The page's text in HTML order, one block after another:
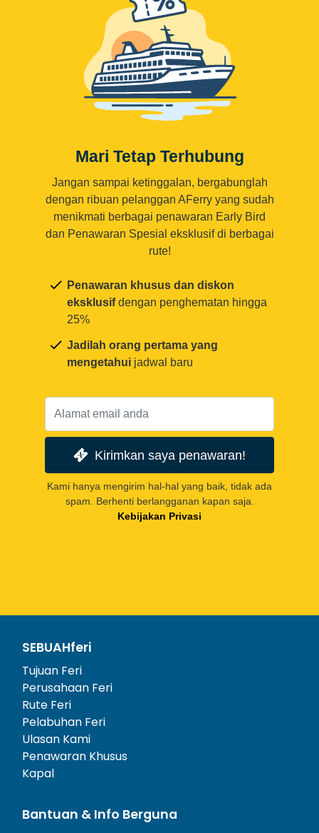
Mari Tetap Terhubung
Jangan sampai ketinggalan, bergabunglah
dengan ribuan pelanggan AFerry yang sudah
menikmati berbagai penawaran Early Bird
dan Penawaran Spesial eksklusif di berbagai
rute!
Penawaran khusus dan diskon
eksklusifdengan penghematan hingga
25%
Jadilah orang pertama yang
mengetahui jadwal baru
Kirimkan saya penawaran!
Kami hanya mengirim hal-hal yang baik, tidak ada
spam. Berhenti berlangganan kapan saja.
Kebijakan Privasi
SEBUAHferi
Tujuan Feri
Perusahaan Feri
Rute Feri
Pelabuhan Feri
Ulasan Kami
Penawaran Khusus
Kapal
Bantuan & Info Berguna